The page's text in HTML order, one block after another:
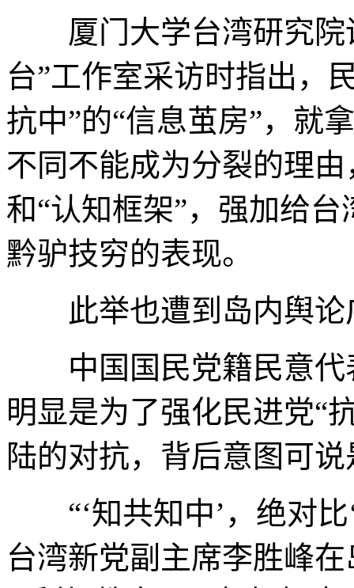
厦门大学台湾研究院
台”工作室采访时指出，
抗中”的“信息茧房”，就
不同不能成为分裂的理
和“认知框架”，强加给
黔驴技穷的表现。
此举也遭到岛内舆论
中国国民党籍民意代
明显是为了强化民进党“
陆的对抗，背后意图可
“‘知共知中’，绝对比
台湾新党副主席李胜峰